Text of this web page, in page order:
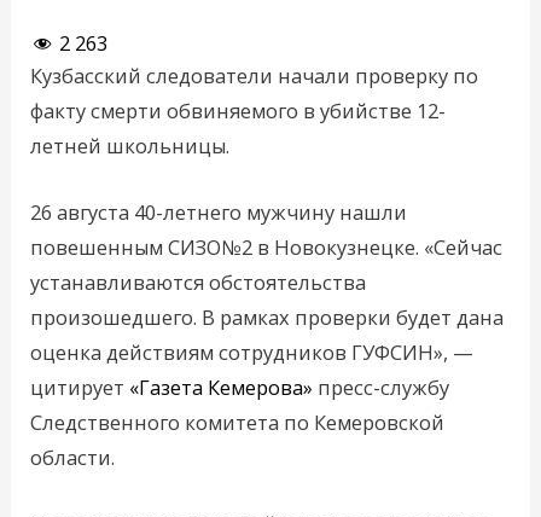
2 263
Кузбасский следователи начали проверку по
факту смерти обвиняемого в убийстве 12-
летней школьницы.
26 августа 40-летнего мужчину нашли
повешенным СИЗО№2 в Новокузнецке. «Сейчас
устанавливаются обстоятельства
произошедшего. В рамках проверки будет дана
оценка действиям сотрудников ГУФСИН», —
цитирует «Газета Кемерова» пресс-службу
Следственного комитета по Кемеровской
области.